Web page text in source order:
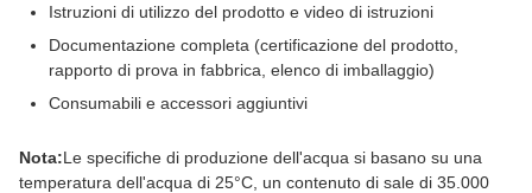
Istruzioni di utilizzo del prodotto e video di istruzioni
Documentazione completa (certificazione del prodotto,
rapporto di prova in fabbrica, elenco di imballaggio)
Consumabili e accessori aggiuntivi
Nota:Le specifiche di produzione dell'acqua si basano su una
temperatura dell'acqua di 25°C, un contenuto di sale di 35.000